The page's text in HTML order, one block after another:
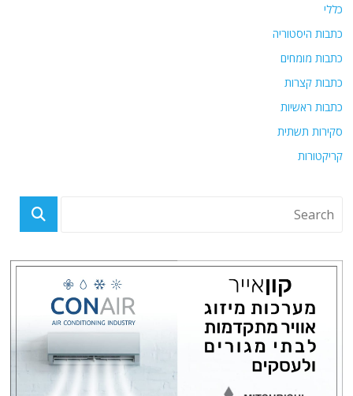
כללי
כתבות היסטוריה
כתבות מומחים
כתבות קצרות
כתבות ראשיות
סקירות תשתית
קריקטורות